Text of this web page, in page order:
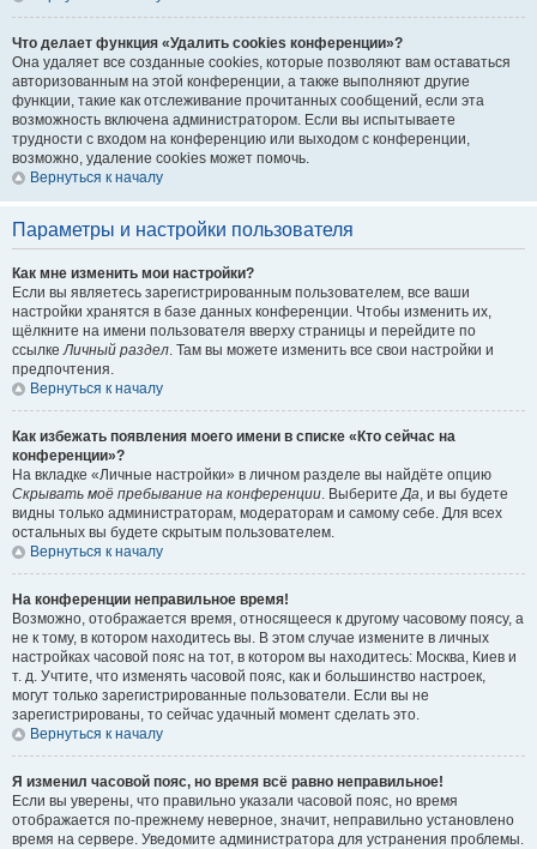
Что делает функция «Удалить cookies конференции»?
Она удаляет все созданные cookies, которые позволяют вам оставаться
авторизованным на этой конференции, а также выполняют другие
функции, такие как отслеживание прочитанных сообщений, если эта
возможность включена администратором. Если вы испытываете
трудности с входом на конференцию или выходом с конференции,
возможно, удаление cookies может помочь.
Вернуться к началу
Параметры и настройки пользователя
Как мне изменить мои настройки?
Если вы являетесь зарегистрированным пользователем, все ваши
настройки хранятся в базе данных конференции. Чтобы изменить их,
щёлкните на имени пользователя вверху страницы и перейдите по
ссылкеЛичный раздел. Там вы можете изменить все свои настройки и
предпочтения.
Вернуться к началу
Как избежать появления моего имени в списке «Кто сейчас на
конференции»?
На вкладке «Личные настройки» в личном разделе вы найдёте опцию
Скрывать моё пребывание на конференции. ВыберитеДа, и вы будете
видны только администраторам, модераторам и самому себе. Для всех
остальных вы будете скрытым пользователем.
Вернуться к началу
На конференции неправильное время!
Возможно, отображается время, относящееся к другому часовому поясу, а
не к тому, в котором находитесь вы. В этом случае измените в личных
настройках часовой пояс на тот, в котором вы находитесь: Москва, Киев и
т. д. Учтите, что изменять часовой пояс, как и большинство настроек,
могут только зарегистрированные пользователи. Если вы не
зарегистрированы, то сейчас удачный момент сделать это.
Вернуться к началу
Я изменил часовой пояс, но время всё равно неправильное!
Если вы уверены, что правильно указали часовой пояс, но время
отображается по-прежнему неверное, значит, неправильно установлено
время на сервере. Уведомите администратора для устранения проблемы.